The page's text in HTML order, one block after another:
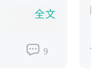
一房间的朋友合
全文
9